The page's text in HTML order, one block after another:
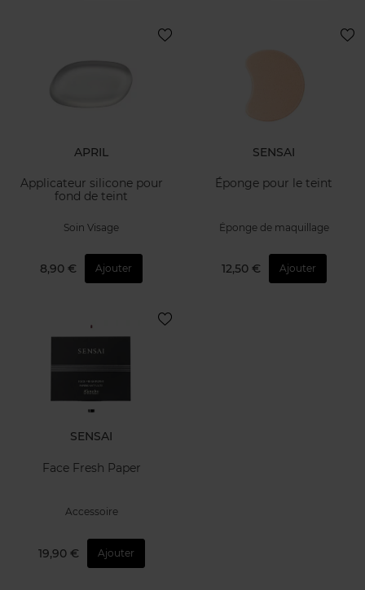
APRIL
Applicateur silicone pour
fond de teint
Soin Visage
8,90 € Ajouter
SENSAI
Éponge pour le teint
Éponge de maquillage
12,50 € Ajouter
SENSAI
Face Fresh Paper
Accessoire
19,90 € Ajouter